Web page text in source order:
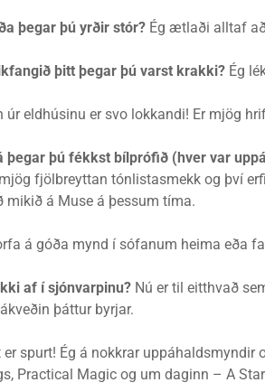
þegar þú yrðir stór? Ég ætlaði alltaf
þitt þegar þú varst krakki? Ég
úr eldhúsinu er svo lokkandi! Er mjög
þegar þú fékkst bílprófið (hver var
fjölbreyttan tónlistasmekk og því
á Muse á þessum tíma.
á góða mynd í sófanum heima eða
af í sjónvarpinu? Nú er til eitthvað
þáttur byrjar.
er spurt! Ég á nokkrar uppáhaldsmyndir
Practical Magic og um daginn – A